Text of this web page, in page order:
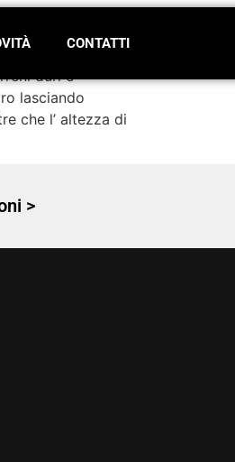
CONTATTI
duri e
lasciando
che l’ altezza di
>